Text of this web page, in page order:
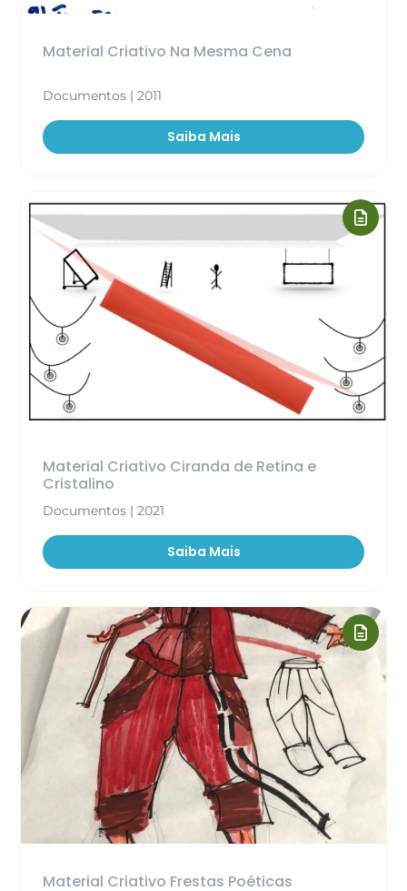
Material Criativo Na Mesma Cena
Documentos | 2011
Saiba Mais
Material Criativo Ciranda de Retina e
Cristalino
Documentos | 2021
Saiba Mais
Material Criativo Frestas Poéticas